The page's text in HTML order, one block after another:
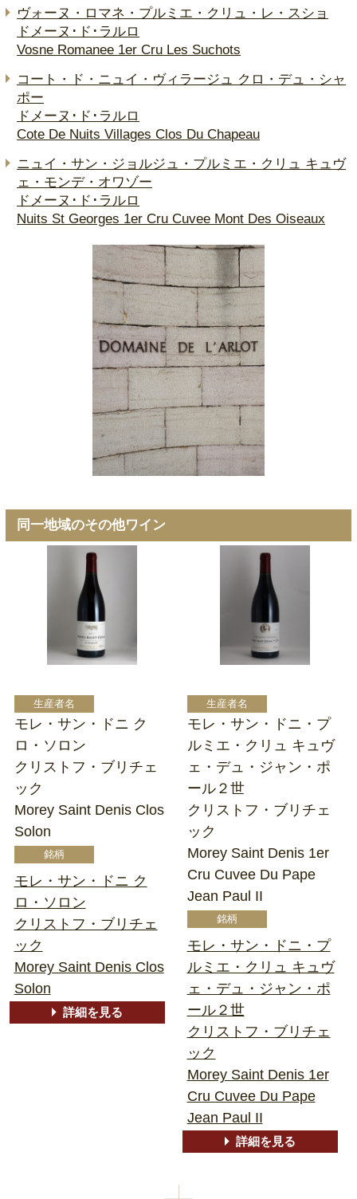
ヴォーヌ・ロマネ・プルミエ・クリュ・レ・スショ
ドメーヌ･ド･ラルロ
Vosne Romanee 1er Cru Les Suchots
コート・ド・ニュイ・ヴィラージュ クロ・デュ・シャ
ポー
ドメーヌ･ド･ラルロ
Cote De Nuits Villages Clos Du Chapeau
ニュイ・サン・ジョルジュ・プルミエ・クリュ キュヴ
ェ・モンデ・オワゾー
ドメーヌ･ド･ラルロ
Nuits St Georges 1er Cru Cuvee Mont Des Oiseaux
同一地域のその他ワイン
モレ・サン・ドニ ク
ロ・ソロン
クリストフ・ブリチェ
ック
Morey Saint Denis Clos
Solon
モレ・サン・ドニ ク
ロ・ソロン
クリストフ・ブリチェ
ック
Morey Saint Denis Clos
Solon
詳細を見る
モレ・サン・ドニ・プ
ルミエ・クリュ キュヴ
ェ・デュ・ジャン・ポ
ール２世
クリストフ・ブリチェ
ック
Morey Saint Denis 1er
Cru Cuvee Du Pape
Jean Paul II
モレ・サン・ドニ・プ
ルミエ・クリュ キュヴ
ェ・デュ・ジャン・ポ
ール２世
クリストフ・ブリチェ
ック
Morey Saint Denis 1er
Cru Cuvee Du Pape
Jean Paul II
詳細を見る